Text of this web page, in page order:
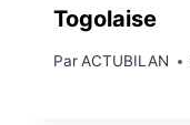
Togolaise
ParACTUBILAN